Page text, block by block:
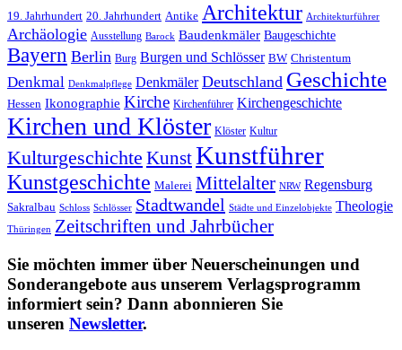
19. Jahrhundert 20. Jahrhundert Antike Architektur Architekturführer
Archäologie Ausstellung Barock Baudenkmäler Baugeschichte
Bayern Berlin Burg Burgen und Schlösser BW Christentum
Denkmal Denkmalpflege Denkmäler Deutschland Geschichte
Hessen Ikonographie Kirche Kirchenführer Kirchengeschichte
Kirchen und Klöster Klöster Kultur
Kulturgeschichte KunstKunstführer
Kunstgeschichte Malerei Mittelalter NRW Regensburg
Sakralbau Schloss Schlösser Stadtwandel Städte und Einzelobjekte Theologie
Thüringen Zeitschriften und Jahrbücher
Sie möchten immer über Neuerscheinungen und
Sonderangebote aus unserem Verlagsprogramm
informiert sein? Dann abonnieren Sie
unseren Newsletter.